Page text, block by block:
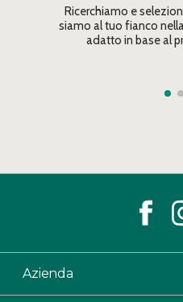
Ricerchiamo e
siamo al tuo fianco
adatto in base al
Azienda